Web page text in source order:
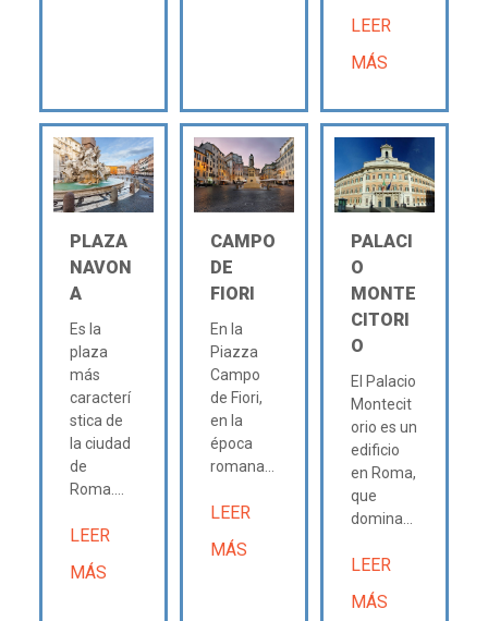
LEER
MÁS
PLAZA
NAVON
A
Es la
plaza
más
caracterí
stica de
la ciudad
de
Roma....
LEER
MÁS
CAMPO
DE
FIORI
En la
Piazza
Campo
de Fiori,
en la
época
romana...
LEER
MÁS
PALACI
O
MONTE
CITORI
O
El Palacio
Montecit
orio es un
edificio
en Roma,
que
domina...
LEER
MÁS